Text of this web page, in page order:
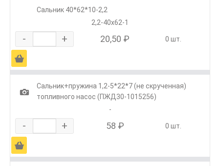
Сальник 40*62*10-2,2
2,2-40х62-1
- + 20,50 ₽ 0 шт.
Ä
1
Сальник+пружина 1,2-5*22*7 (не скрученная)
топливного насос (ПЖД30-1015256)
-
- + 58 ₽ 0 шт.
Ä